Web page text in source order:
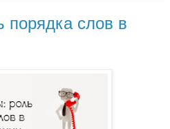
порядка слов в